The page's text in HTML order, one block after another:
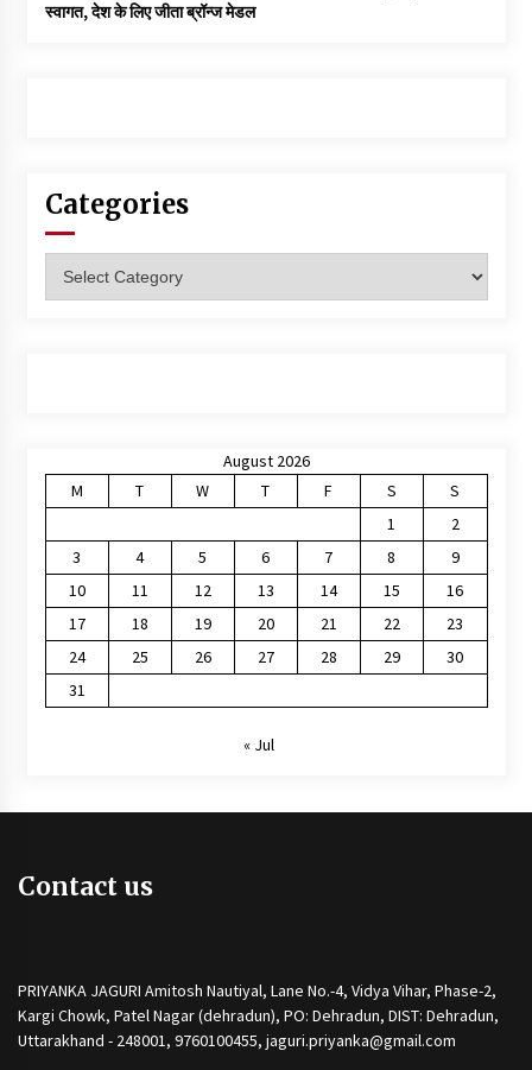
स्वागत, देश के लिए जीता ब्रॉन्ज मेडल
Categories
August 2026
M
T W T F S
S
1
2
3
4 5 6 7 8
9
10
11 12 13 14 15
16
17
18 19 20 21 22
23
24
25 26 27 28 29
30
31
« Jul
Contact us
PRIYANKA JAGURI Amitosh Nautiyal, Lane No.-4, Vidya Vihar, Phase-2,
Kargi Chowk, Patel Nagar (dehradun), PO: Dehradun, DIST: Dehradun,
Uttarakhand - 248001, 9760100455, jaguri.priyanka@gmail.com